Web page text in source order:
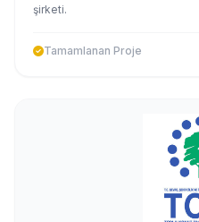
şirketi.
Tamamlanan Proje